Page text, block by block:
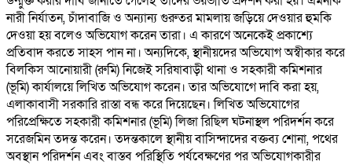
নারী নির্যাতন, চাঁদাবাজি ও অন্যান্য গুরুতর মামলায় জড়িয়ে দেওয়ার হুমকি
দেওয়া হয় বলেও অভিযোগ করেন তারা। এ কারণে অনেকেই প্রকাশ্যে
প্রতিবাদ করতে সাহস পান না। অন্যদিকে, স্থানীয়দের অভিযোগ অস্বীকার করে
বিলকিস আনোয়ারী (রুমি) নিজেই সরিষাবাড়ী থানা ও সহকারী কমিশনার
(ভূমি) কার্যালয়ে লিখিত অভিযোগ করেন। তার অভিযোগে দাবি করা হয়,
এলাকাবাসী সরকারি রাস্তা বন্ধ করে দিয়েছেন। লিখিত অভিযোগের
পরিপ্রেক্ষিতে সহকারী কমিশনার (ভূমি) লিজা রিছিল ঘটনাস্থল পরিদর্শন করে
সরেজমিন তদন্ত করেন। তদন্তকালে স্থানীয় বাসিন্দাদের বক্তব্য শোনা, পথের
অবস্থান পরিদর্শন এবং বাস্তব পরিস্থিতি পর্যবেক্ষণের পর অভিযোগকারীর